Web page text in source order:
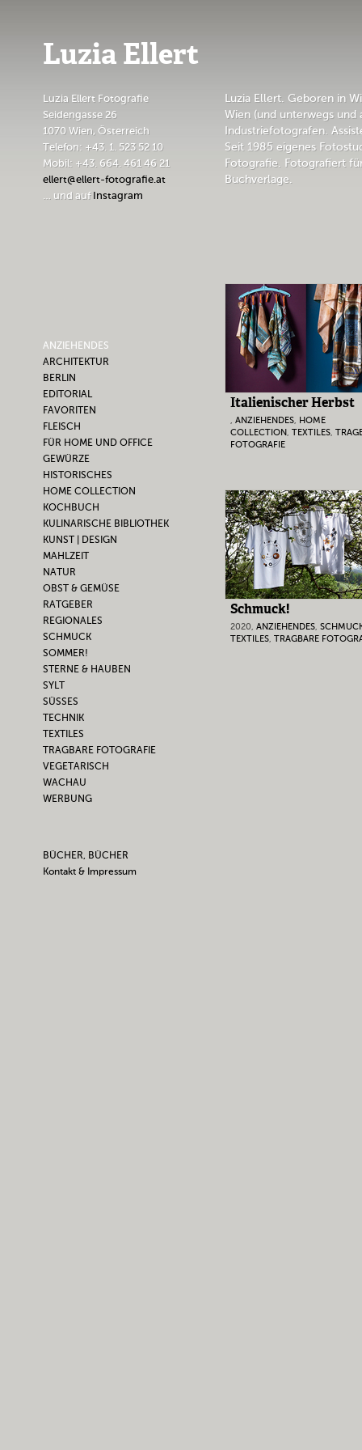
Luzia Ellert
Luzia Ellert Fotografie
Seidengasse 26
1070 Wien, Österreich
Telefon: +43. 1. 523 52 10
Mobil: +43. 664. 461 46 21
ellert@ellert-fotografie.at
… und auf Instagram
Luzia Ellert. Geboren in
Wien (und unterwegs
Industriefotografen.
Seit 1985 eigenes
Fotografie. Fotografiert
Buchverlage.
ANZIEHENDES
ARCHITEKTUR
BERLIN
EDITORIAL
FAVORITEN
FLEISCH
FÜR HOME UND OFFICE
GEWÜRZE
HISTORISCHES
HOME COLLECTION
KOCHBUCH
KULINARISCHE BIBLIOTHEK
KUNST | DESIGN
MAHLZEIT
NATUR
OBST & GEMÜSE
RATGEBER
REGIONALES
SCHMUCK
SOMMER!
STERNE & HAUBEN
SYLT
SÜSSES
TECHNIK
TEXTILES
TRAGBARE FOTOGRAFIE
VEGETARISCH
WACHAU
WERBUNG
BÜCHER, BÜCHER
Kontakt & Impressum
Italienischer Herbst
, ANZIEHENDES, HOME
COLLECTION, TEXTILES,
FOTOGRAFIE
Schmuck!
2020, ANZIEHENDES,
TEXTILES, TRAGBARE